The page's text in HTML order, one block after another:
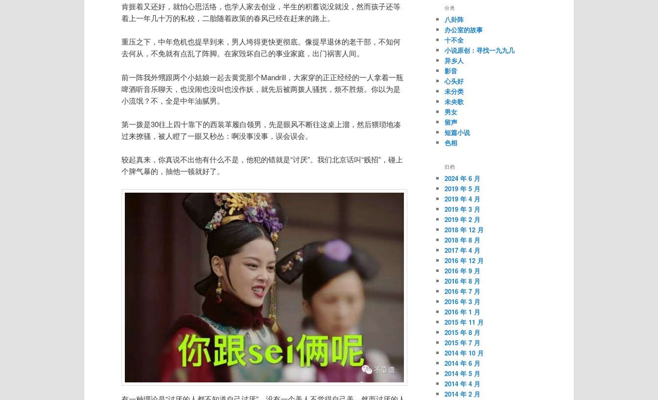
肯捱着又还好，就怕心思活络，也学人家去创业，半生的积蓄说没就没，然而孩子还等
着上一年几十万的私校，二胎随着政策的春风已经在赶来的路上。
重压之下，中年危机也提早到来，男人垮得更快更彻底。像提早退休的老干部，不知何
去何从，不免就有点乱了阵脚。在家毁坏自己的事业家庭，出门祸害人间。
前一阵我外甥跟两个小姑娘一起去黄觉那个Mandrill，大家穿的正正经经的一人拿着一瓶
啤酒听音乐聊天，也没闹也没叫也没作妖，就先后被两拨人骚扰，烦不胜烦。你以为是
小流氓？不，全是中年油腻男。
第一拨是30往上四十靠下的西装革履白领男，先是眼风不断往这桌上溜，然后猥琐地凑
过来撩骚，被人瞪了一眼又秒怂：啊没事没事，误会误会。
较起真来，你真说不出他有什么不是，他犯的错就是“讨厌”。我们北京话叫“贱招”，碰上
个脾气暴的，抽他一顿就好了。
分类
八卦阵
办公室的故事
十不全
小说原创：寻找一九九几
异乡人
影音
心头好
未分类
未央歌
男女
留声
短篇小说
色相
归档
2024 年 6 月
2019 年 5 月
2019 年 4 月
2019 年 3 月
2019 年 2 月
2018 年 12 月
2018 年 8 月
2017 年 4 月
2016 年 12 月
2016 年 9 月
2016 年 8 月
2016 年 7 月
2016 年 3 月
2016 年 1 月
2015 年 11 月
2015 年 8 月
2015 年 7 月
2014 年 10 月
2014 年 6 月
2014 年 5 月
2014 年 4 月
2014 年 2 月